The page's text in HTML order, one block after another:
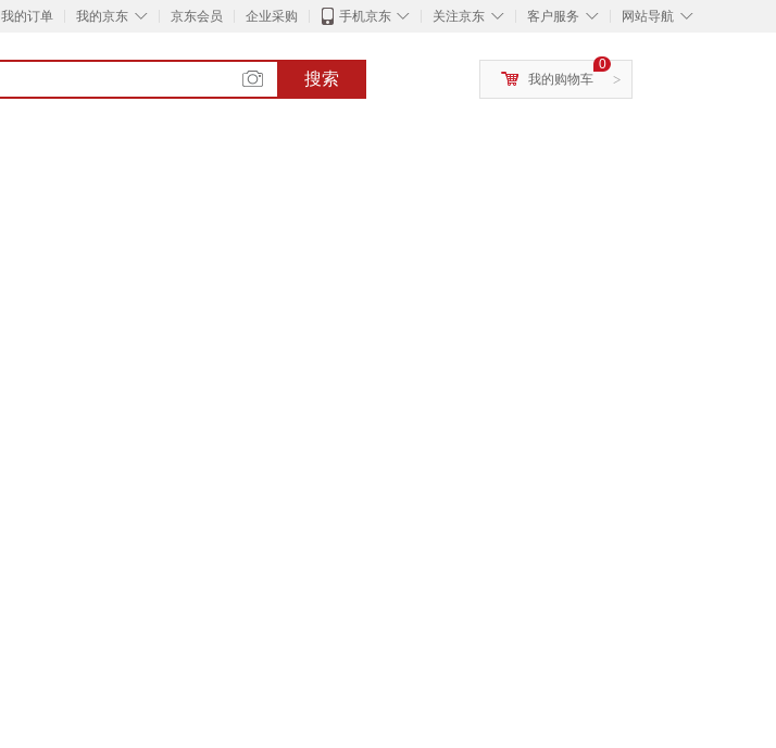
我的订单 ◇
我的京东 京东会员 企业采购 ◇
手机京东 ◇
关注京东 ◇
客户服务 ◇
网站导航
搜索 >
0
我的购物车